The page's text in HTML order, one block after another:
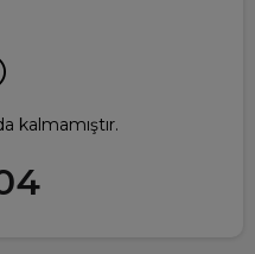
kalmamıştır.